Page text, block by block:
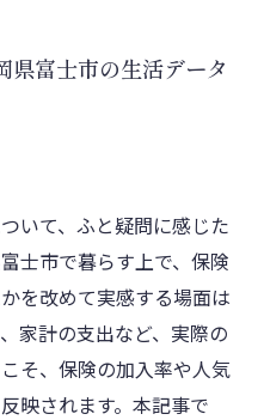
県富士市の生活データ
いて、ふと疑問に感じた
士市で暮らす上で、保険
を改めて実感する場面は
家計の支出など、実際の
そ、保険の加入率や人気
映されます。本記事で